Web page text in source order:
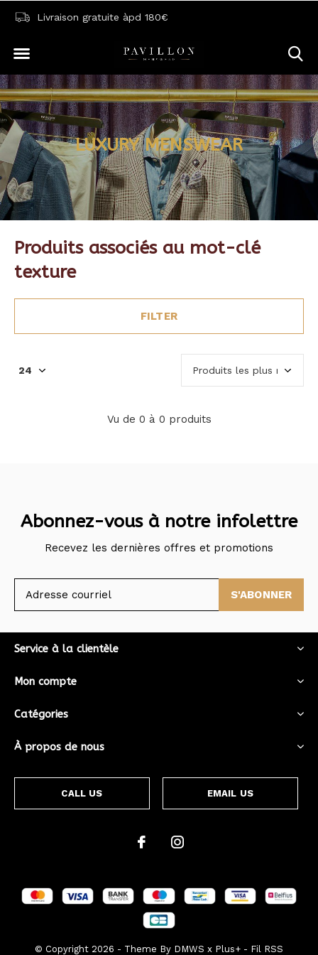
Livraison gratuite àpd 180€
LUXURY MENSWEAR
Produits associés au mot-clé
texture
FILTER
Vu de 0 à 0 produits
Abonnez-vous à notre infolettre
Recevez les dernières offres et promotions
S'ABONNER
Service à la clientèle
Mon compte
Catégories
À propos de nous
CALL US EMAIL US
© Copyright 2026 - Theme By DMWS x Plus+ - Fil RSS